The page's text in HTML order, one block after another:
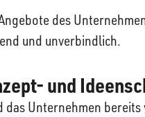
des
und unverbindlich.
und
das Unternehmen bereits